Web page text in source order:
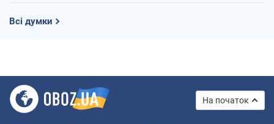
Всі думки
На початок